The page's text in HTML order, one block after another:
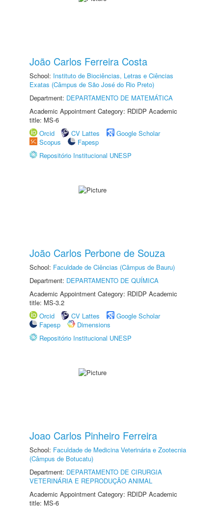
João Carlos Ferreira Costa
School: Instituto de Biociências, Letras e Ciências
Exatas (Câmpus de São José do Rio Preto)
Department: DEPARTAMENTO DE MATEMÁTICA
Academic Appointment Category: RDIDP Academic
title: MS-6
Orcid
CV Lattes
Google Scholar
Scopus
Fapesp
Repositório Institucional UNESP
João Carlos Perbone de Souza
School: Faculdade de Ciências (Câmpus de Bauru)
Department: DEPARTAMENTO DE QUÍMICA
Academic Appointment Category: RDIDP Academic
title: MS-3.2
Orcid
CV Lattes
Google Scholar
Fapesp
Dimensions
Repositório Institucional UNESP
Joao Carlos Pinheiro Ferreira
School: Faculdade de Medicina Veterinária e Zootecnia
(Câmpus de Botucatu)
Department: DEPARTAMENTO DE CIRURGIA
VETERINÁRIA E REPRODUÇÃO ANIMAL
Academic Appointment Category: RDIDP Academic
title: MS-6